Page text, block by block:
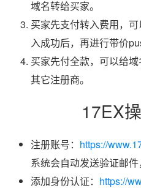
域名转给买家。
买家先支付转入费用，
入成功后，再进行带价
买家先付全款，可以给
其它注册商。
17EX
注册账号： https://
系统会自动发送验证邮件
添加身份认证： https://